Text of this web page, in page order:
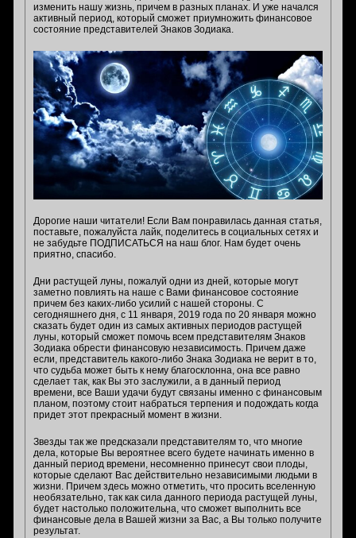
изменить нашу жизнь, причем в разных планах. И уже начался
активный период, который сможет приумножить финансовое
состояние представителей Знаков Зодиака.
Дорогие наши читатели! Если Вам понравилась данная статья,
поставьте, пожалуйста лайк, поделитесь в социальных сетях и
не забудьте ПОДПИСАТЬСЯ на наш блог. Нам будет очень
приятно, спасибо.
Дни растущей луны, пожалуй одни из дней, которые могут
заметно повлиять на наше с Вами финансовое состояние
причем без каких-либо усилий с нашей стороны. С
сегодняшнего дня, с 11 января, 2019 года по 20 января можно
сказать будет один из самых активных периодов растущей
луны, который сможет помочь всем представителям Знаков
Зодиака обрести финансовую независимость. Причем даже
если, представитель какого-либо Знака Зодиака не верит в то,
что судьба может быть к нему благосклонна, она все равно
сделает так, как Вы это заслужили, а в данный период
времени, все Ваши удачи будут связаны именно с финансовым
планом, поэтому стоит набраться терпения и подождать когда
придет этот прекрасный момент в жизни.
Звезды так же предсказали представителям то, что многие
дела, которые Вы вероятнее всего будете начинать именно в
данный период времени, несомненно принесут свои плоды,
которые сделают Вас действительно независимыми людьми в
жизни. Причем здесь можно отметить, что просить вселенную
необязательно, так как сила данного периода растущей луны,
будет настолько положительна, что сможет выполнить все
финансовые дела в Вашей жизни за Вас, а Вы только получите
результат.